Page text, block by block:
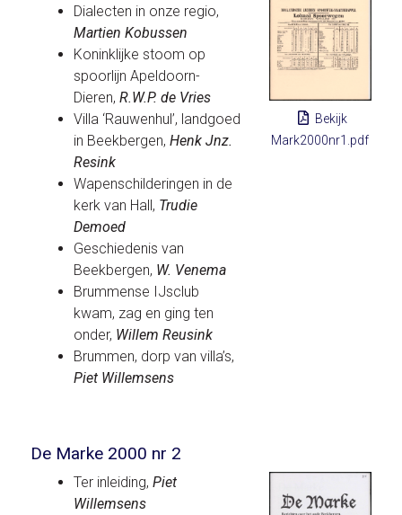
Bekijk
Mark2000nr1.pdf
Dialecten in onze regio,
Martien Kobussen
Koninklijke stoom op
spoorlijn Apeldoorn-
Dieren,R.W.P. de Vries
Villa ‘Rauwenhul’, landgoed
in Beekbergen,Henk Jnz.
Resink
Wapenschilderingen in de
kerk van Hall, Trudie
Demoed
Geschiedenis van
Beekbergen, W. Venema
Brummense IJsclub
kwam, zag en ging ten
onder, Willem Reusink
Brummen, dorp van villa’s,
Piet Willemsens
De Marke 2000 nr 2
Ter inleiding,Piet
Willemsens